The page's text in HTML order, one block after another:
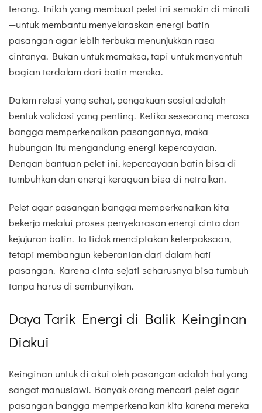
terang. Inilah yang membuat pelet ini semakin di minati
—untuk membantu menyelaraskan energi batin
pasangan agar lebih terbuka menunjukkan rasa
cintanya. Bukan untuk memaksa, tapi untuk menyentuh
bagian terdalam dari batin mereka.
Dalam relasi yang sehat, pengakuan sosial adalah
bentuk validasi yang penting. Ketika seseorang merasa
bangga memperkenalkan pasangannya, maka
hubungan itu mengandung energi kepercayaan.
Dengan bantuan pelet ini, kepercayaan batin bisa di
tumbuhkan dan energi keraguan bisa di netralkan.
Pelet agar pasangan bangga memperkenalkan kita
bekerja melalui proses penyelarasan energi cinta dan
kejujuran batin. Ia tidak menciptakan keterpaksaan,
tetapi membangun keberanian dari dalam hati
pasangan. Karena cinta sejati seharusnya bisa tumbuh
tanpa harus di sembunyikan.
Daya Tarik Energi di Balik Keinginan
Diakui
Keinginan untuk di akui oleh pasangan adalah hal yang
sangat manusiawi. Banyak orang mencari pelet agar
pasangan bangga memperkenalkan kita karena mereka